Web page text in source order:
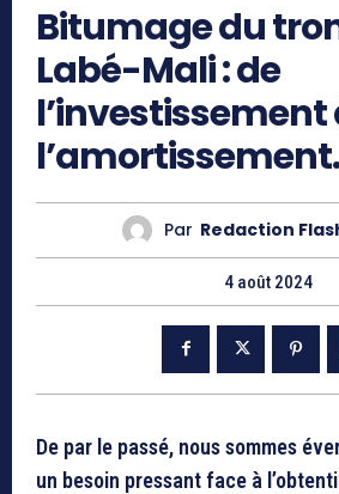
Bitumage du
Labé-Mali : de
l’investissement
Par Redaction
4 août 2024
De par le passé, nous sommes
un besoin pressant face à